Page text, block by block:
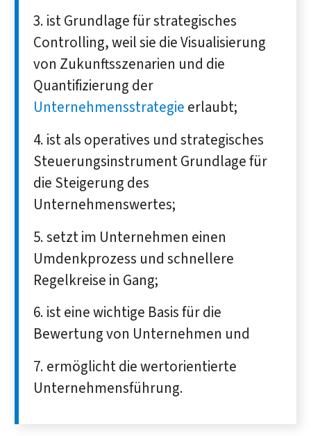
ist Grundlage für strategisches
Controlling, weil sie die Visualisierung
von Zukunftsszenarien und die
Quantifizierung der
Unternehmensstrategie erlaubt;
ist als operatives und strategisches
Steuerungsinstrument Grundlage für
die Steigerung des
Unternehmenswertes;
setzt im Unternehmen einen
Umdenkprozess und schnellere
Regelkreise in Gang;
ist eine wichtige Basis für die
Bewertung von Unternehmen und
ermöglicht die wertorientierte
Unternehmensführung.